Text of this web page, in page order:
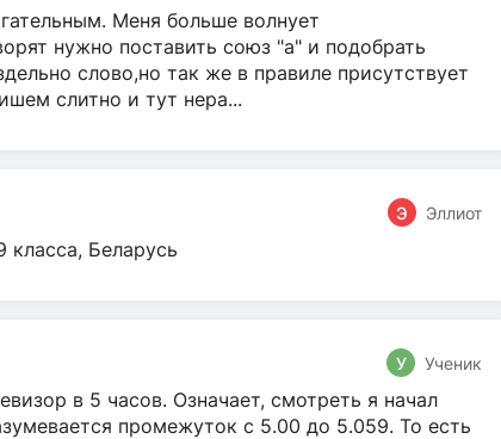
Меня больше волнует
нужно поставить союз "а" и подобрать
слово,но так же в правиле присутствует
слитно и тут нера...
Э Эллиот
Беларусь
У Ученик
в 5 часов. Означает, смотреть я начал
промежуток с 5.00 до 5.059. То есть